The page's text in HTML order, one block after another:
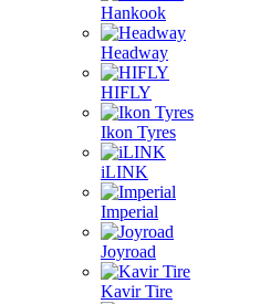
Hankook
Headway
HIFLY
Ikon Tyres
iLINK
Imperial
Joyroad
Kavir Tire